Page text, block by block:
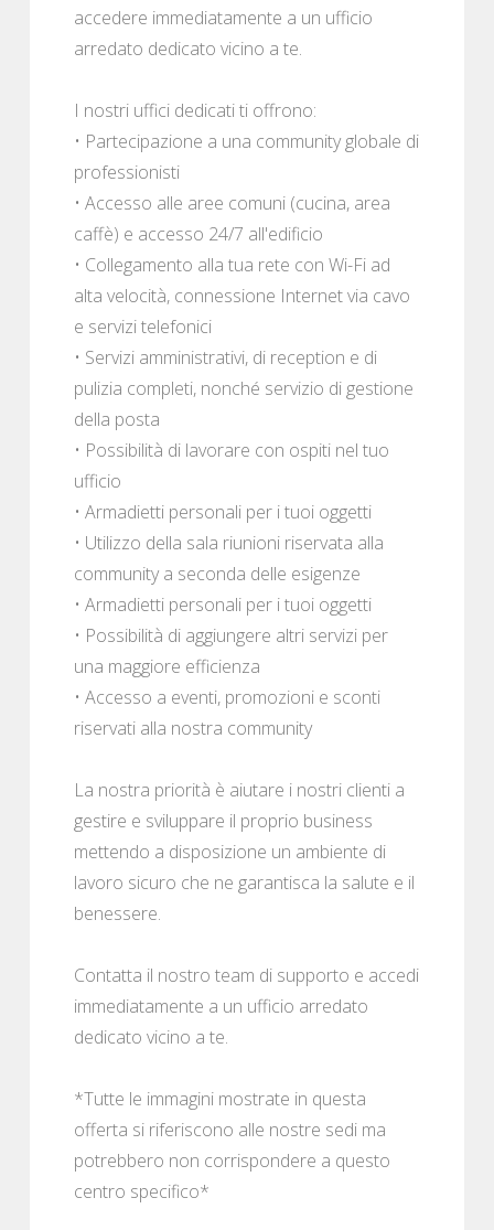
accedere immediatamente a un ufficio
arredato dedicato vicino a te.
I nostri uffici dedicati ti offrono:
• Partecipazione a una community globale di
professionisti
• Accesso alle aree comuni (cucina, area
caffè) e accesso 24/7 all'edificio
• Collegamento alla tua rete con Wi-Fi ad
alta velocità, connessione Internet via cavo
e servizi telefonici
• Servizi amministrativi, di reception e di
pulizia completi, nonché servizio di gestione
della posta
• Possibilità di lavorare con ospiti nel tuo
ufficio
• Armadietti personali per i tuoi oggetti
• Utilizzo della sala riunioni riservata alla
community a seconda delle esigenze
• Armadietti personali per i tuoi oggetti
• Possibilità di aggiungere altri servizi per
una maggiore efficienza
• Accesso a eventi, promozioni e sconti
riservati alla nostra community
La nostra priorità è aiutare i nostri clienti a
gestire e sviluppare il proprio business
mettendo a disposizione un ambiente di
lavoro sicuro che ne garantisca la salute e il
benessere.
Contatta il nostro team di supporto e accedi
immediatamente a un ufficio arredato
dedicato vicino a te.
*Tutte le immagini mostrate in questa
offerta si riferiscono alle nostre sedi ma
potrebbero non corrispondere a questo
centro specifico*